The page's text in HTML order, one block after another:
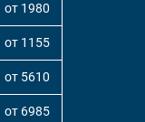
от 1980
от 1155
от 5610
от 6985